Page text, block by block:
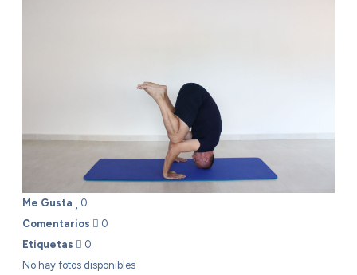
Me Gusta
0
Comentarios
0
Etiquetas
0
No hay fotos disponibles